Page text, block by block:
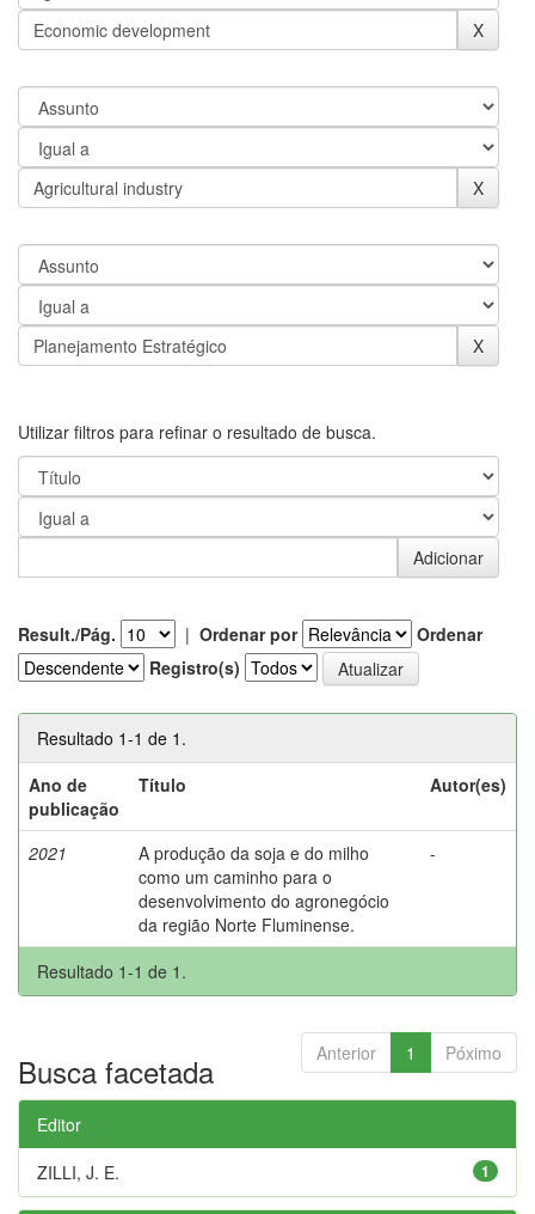
Utilizar filtros para refinar o resultado de busca.
Result./Pág. | Ordenar por
Ordenar
Registro(s)
Resultado 1-1 de 1.
Ano de
publicação
Título Autor(es)
2021
A produção da soja e do milho
como um caminho para o
desenvolvimento do agronegócio
da região Norte Fluminense.
-
Resultado 1-1 de 1.
Anterior 1 Póximo
Busca facetada
Editor
1
ZILLI, J. E.